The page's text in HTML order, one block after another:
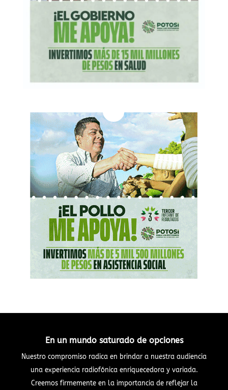
En un mundo saturado de opciones
Nuestro compromiso radica en brindar a nuestra audiencia
una experiencia radiofónica enriquecedora y variada.
Creemos firmemente en la importancia de reflejar la